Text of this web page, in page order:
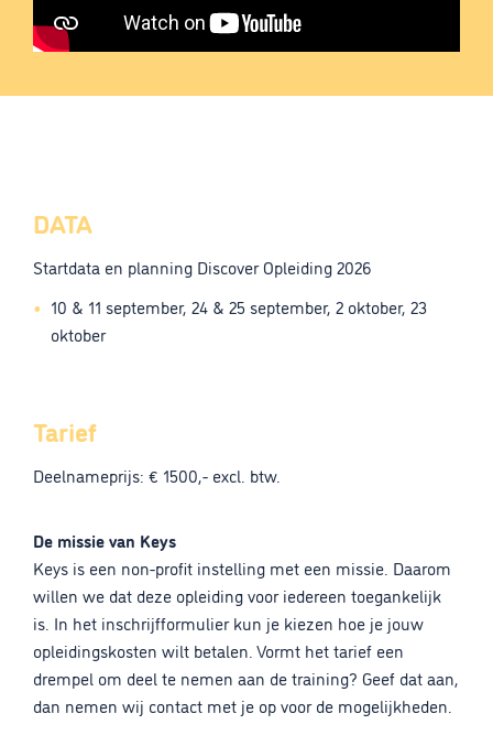
DATA
Startdata en planning Discover Opleiding 2026
10 & 11 september, 24 & 25 september, 2 oktober, 23
oktober
Tarief
Deelnameprijs: € 1500,- excl. btw.
De missie van Keys
Keys is een non-profit instelling met een missie. Daarom
willen we dat deze opleiding voor iedereen toegankelijk
is. In het inschrijfformulier kun je kiezen hoe je jouw
opleidingskosten wilt betalen. Vormt het tarief een
drempel om deel te nemen aan de training? Geef dat aan,
dan nemen wij contact met je op voor de mogelijkheden.